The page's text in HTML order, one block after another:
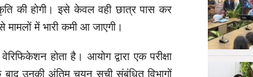
की होगी। इसे केवल वही छात्र पास कर
में भारी कमी आ जाएगी।
होता है। आयोग द्वारा एक परीक्षा
उनकी अंतिम चयन सूची संबंधित विभागों